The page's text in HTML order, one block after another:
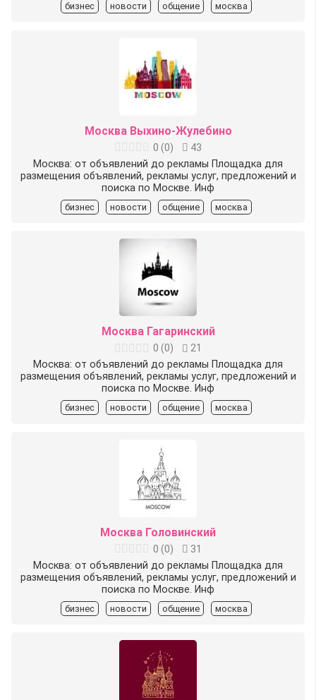
бизнес новости общение москва
Москва Выхино-Жулебино
0 (0)
43
Москва: от объявлений до рекламы Площадка для
размещения объявлений, рекламы услуг, предложений и
поиска по Москве. Инф
бизнес новости общение москва
Москва Гагаринский
0 (0)
21
Москва: от объявлений до рекламы Площадка для
размещения объявлений, рекламы услуг, предложений и
поиска по Москве. Инф
бизнес новости общение москва
Москва Головинский
0 (0)
31
Москва: от объявлений до рекламы Площадка для
размещения объявлений, рекламы услуг, предложений и
поиска по Москве. Инф
бизнес новости общение москва